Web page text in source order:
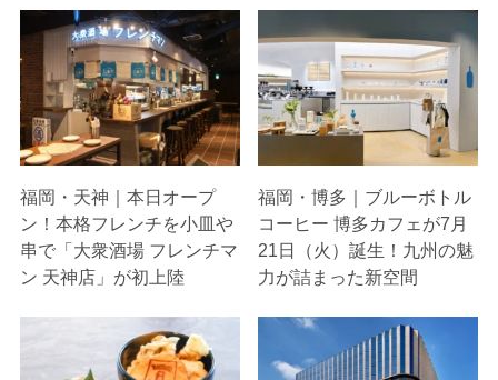
福岡・天神｜本日オープ
ン！本格フレンチを小皿や
串で「大衆酒場 フレンチマ
ン 天神店」が初上陸
福岡・博多｜ブルーボトル
コーヒー 博多カフェが7月
21日（火）誕生！九州の魅
力が詰まった新空間